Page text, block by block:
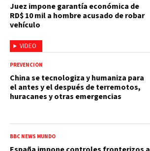
VIDEO
Juez impone garantía económica de
RD$ 10 mil a hombre acusado de robar
vehículo
PREVENCIÓN
China se tecnologiza y humaniza para
el antes y el después de terremotos,
huracanes y otras emergencias
BBC NEWS MUNDO